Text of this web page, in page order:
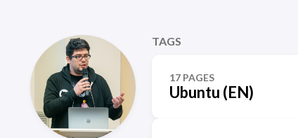
TAGS
17 PAGES
Ubuntu (EN)